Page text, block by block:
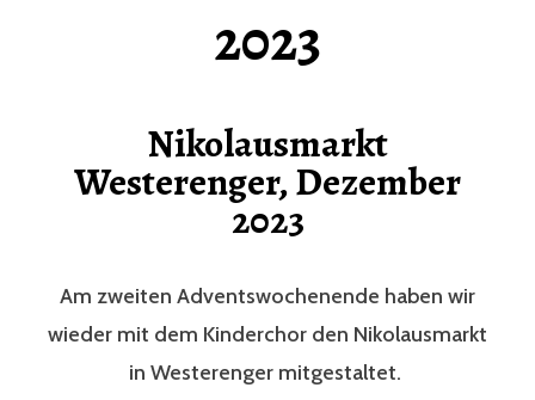
2023
Nikolausmarkt
Westerenger, Dezember
2023
Am zweiten Adventswochenende haben wir
wieder mit dem Kinderchor den Nikolausmarkt
in Westerenger mitgestaltet.